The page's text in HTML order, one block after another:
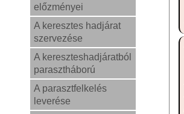
előzményei
A keresztes hadjárat
szervezése
A kereszteshadjáratból
parasztháború
A parasztfelkelés
leverése